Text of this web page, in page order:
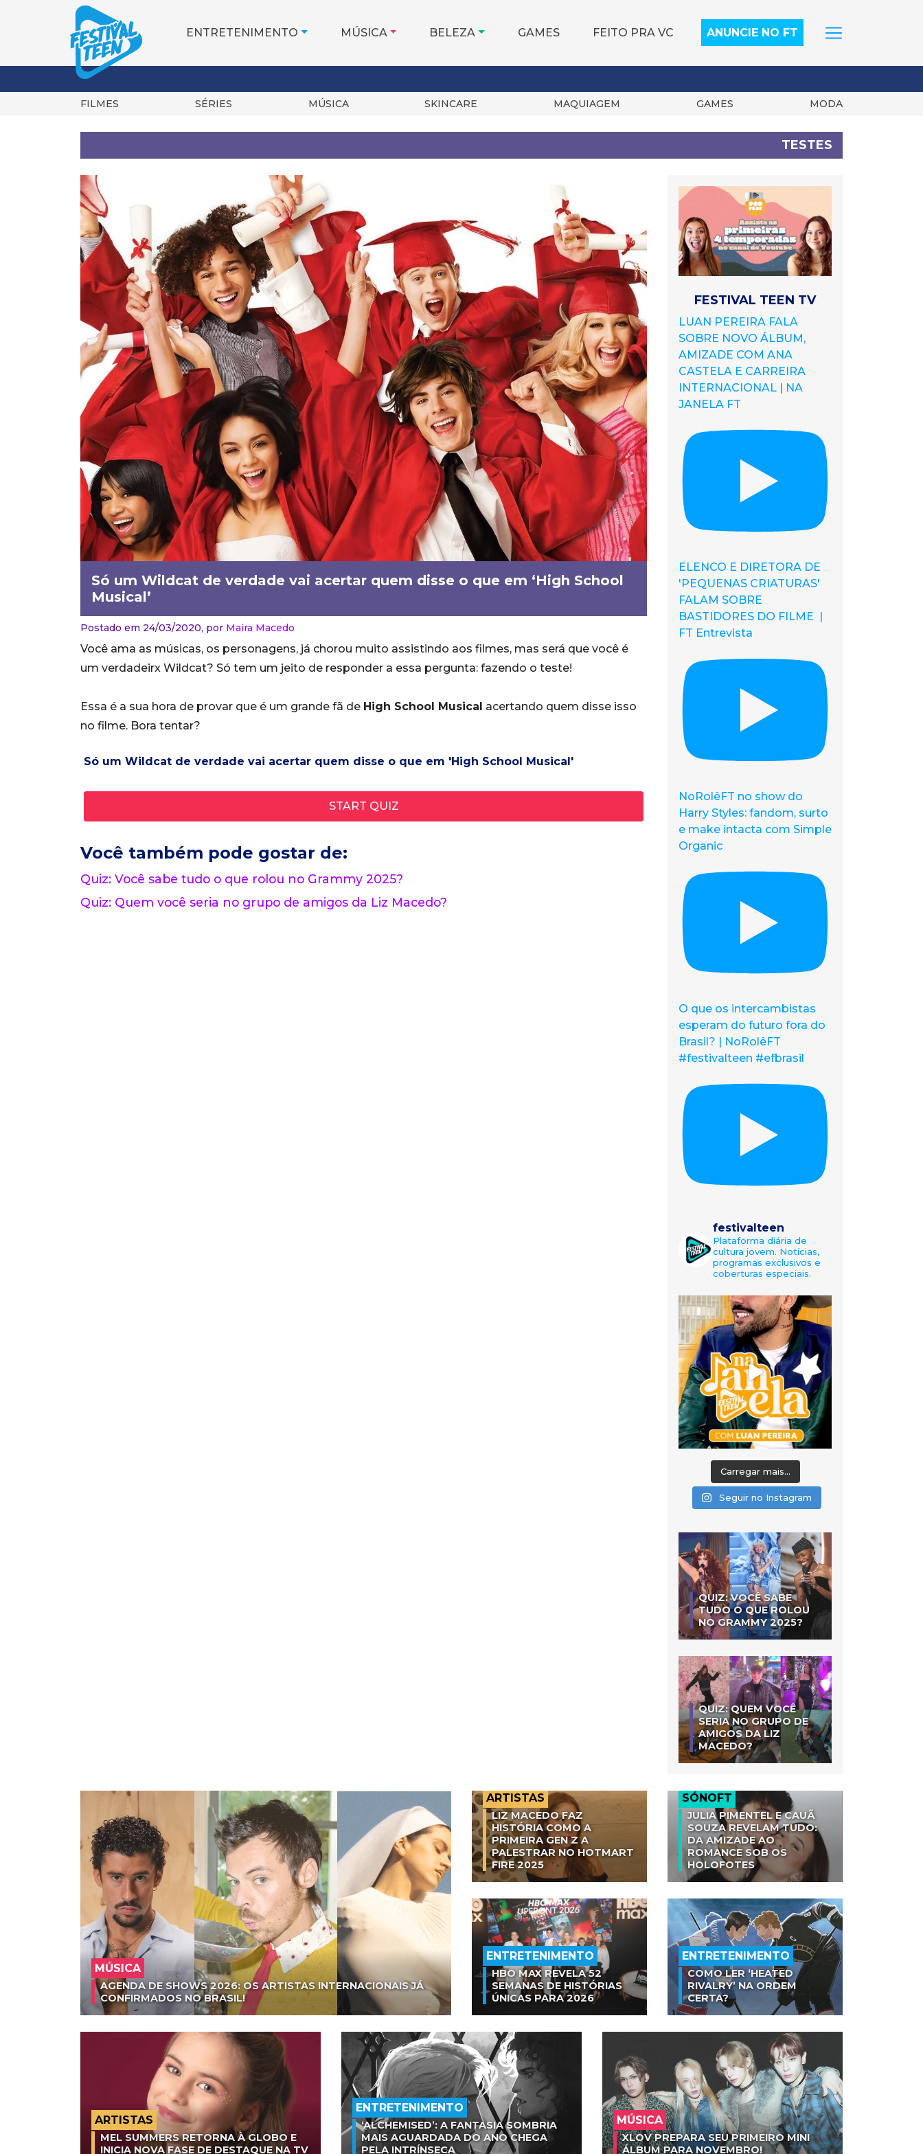
ENTRETENIMENTO MÚSICA BELEZA GAMES FEITO PRA VC ANUNCIE NO FT
FILMES SÉRIES MÚSICA SKINCARE MAQUIAGEM GAMES MODA
TESTES
Só um Wildcat de verdade vai acertar quem disse o que em ‘High School
Musical’
Postado em 24/03/2020, por Maira Macedo
Você ama as músicas, os personagens, já chorou muito assistindo aos filmes, mas será que você é
um verdadeirx Wildcat? Só tem um jeito de responder a essa pergunta: fazendo o teste!
Essa é a sua hora de provar que é um grande fã de High School Musical acertando quem disse isso
no filme. Bora tentar?
Só um Wildcat de verdade vai acertar quem disse o que em 'High School Musical'
START QUIZ
Você também pode gostar de:
Quiz: Você sabe tudo o que rolou no Grammy 2025?
Quiz: Quem você seria no grupo de amigos da Liz Macedo?
FESTIVAL TEEN TV
LUAN PEREIRA FALA
SOBRE NOVO ÁLBUM,
AMIZADE COM ANA
CASTELA E CARREIRA
INTERNACIONAL | NA
JANELA FT
ELENCO E DIRETORA DE
'PEQUENAS CRIATURAS'
FALAM SOBRE
BASTIDORES DO FILME |
FT Entrevista
NoRolêFT no show do
Harry Styles: fandom, surto
e make intacta com Simple
Organic
O que os intercambistas
esperam do futuro fora do
Brasil? | NoRolêFT
#festivalteen #efbrasil
festivalteen
Plataforma diária de
cultura jovem. Notícias,
programas exclusivos e
coberturas especiais.
Carregar mais...
Seguir no Instagram
QUIZ: VOCÊ SABE
TUDO O QUE ROLOU
NO GRAMMY 2025?
QUIZ: QUEM VOCÊ
SERIA NO GRUPO DE
AMIGOS DA LIZ
MACEDO?
MÚSICA
AGENDA DE SHOWS 2026: OS ARTISTAS INTERNACIONAIS JÁ
CONFIRMADOS NO BRASIL!
ARTISTAS
LIZ MACEDO FAZ
HISTÓRIA COMO A
PRIMEIRA GEN Z A
PALESTRAR NO HOTMART
FIRE 2025
SÓNOFT
JULIA PIMENTEL E CAUÃ
SOUZA REVELAM TUDO:
DA AMIZADE AO
ROMANCE SOB OS
HOLOFOTES
ENTRETENIMENTO
HBO MAX REVELA 52
SEMANAS DE HISTÓRIAS
ÚNICAS PARA 2026
ENTRETENIMENTO
COMO LER ‘HEATED
RIVALRY’ NA ORDEM
CERTA?
ARTISTAS
MEL SUMMERS RETORNA À GLOBO E
INICIA NOVA FASE DE DESTAQUE NA TV
ENTRETENIMENTO
‘ALCHEMISED’: A FANTASIA SOMBRIA
MAIS AGUARDADA DO ANO CHEGA
PELA INTRÍNSECA
MÚSICA
XLOV PREPARA SEU PRIMEIRO MINI
ÁLBUM PARA NOVEMBRO!